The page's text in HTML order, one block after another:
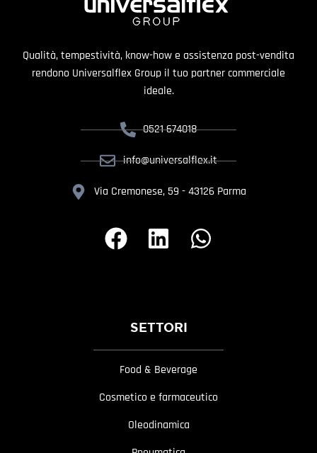
Qualità, tempestività, know-how e assistenza post-vendita
rendono Universalflex Group il tuo partner commerciale
ideale.
0521 674018
info@universalflex.it
Via Cremonese, 59 - 43126 Parma
SETTORI
Food & Beverage
Cosmetico e farmaceutico
Oleodinamica